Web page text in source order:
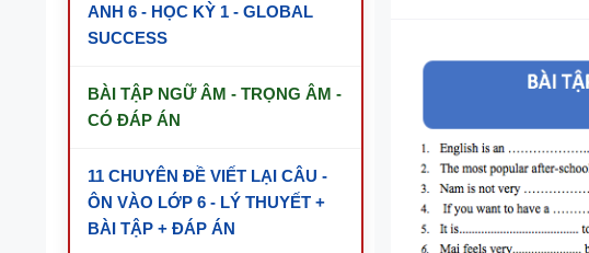
ANH 6 - HỌC KỲ 1 - GLOBAL
SUCCESS
BÀI TẬP NGỮ ÂM - TRỌNG ÂM -
CÓ ĐÁP ÁN
11 CHUYÊN ĐỀ VIẾT LẠI CÂU -
ÔN VÀO LỚP 6 - LÝ THUYẾT +
BÀI TẬP + ĐÁP ÁN